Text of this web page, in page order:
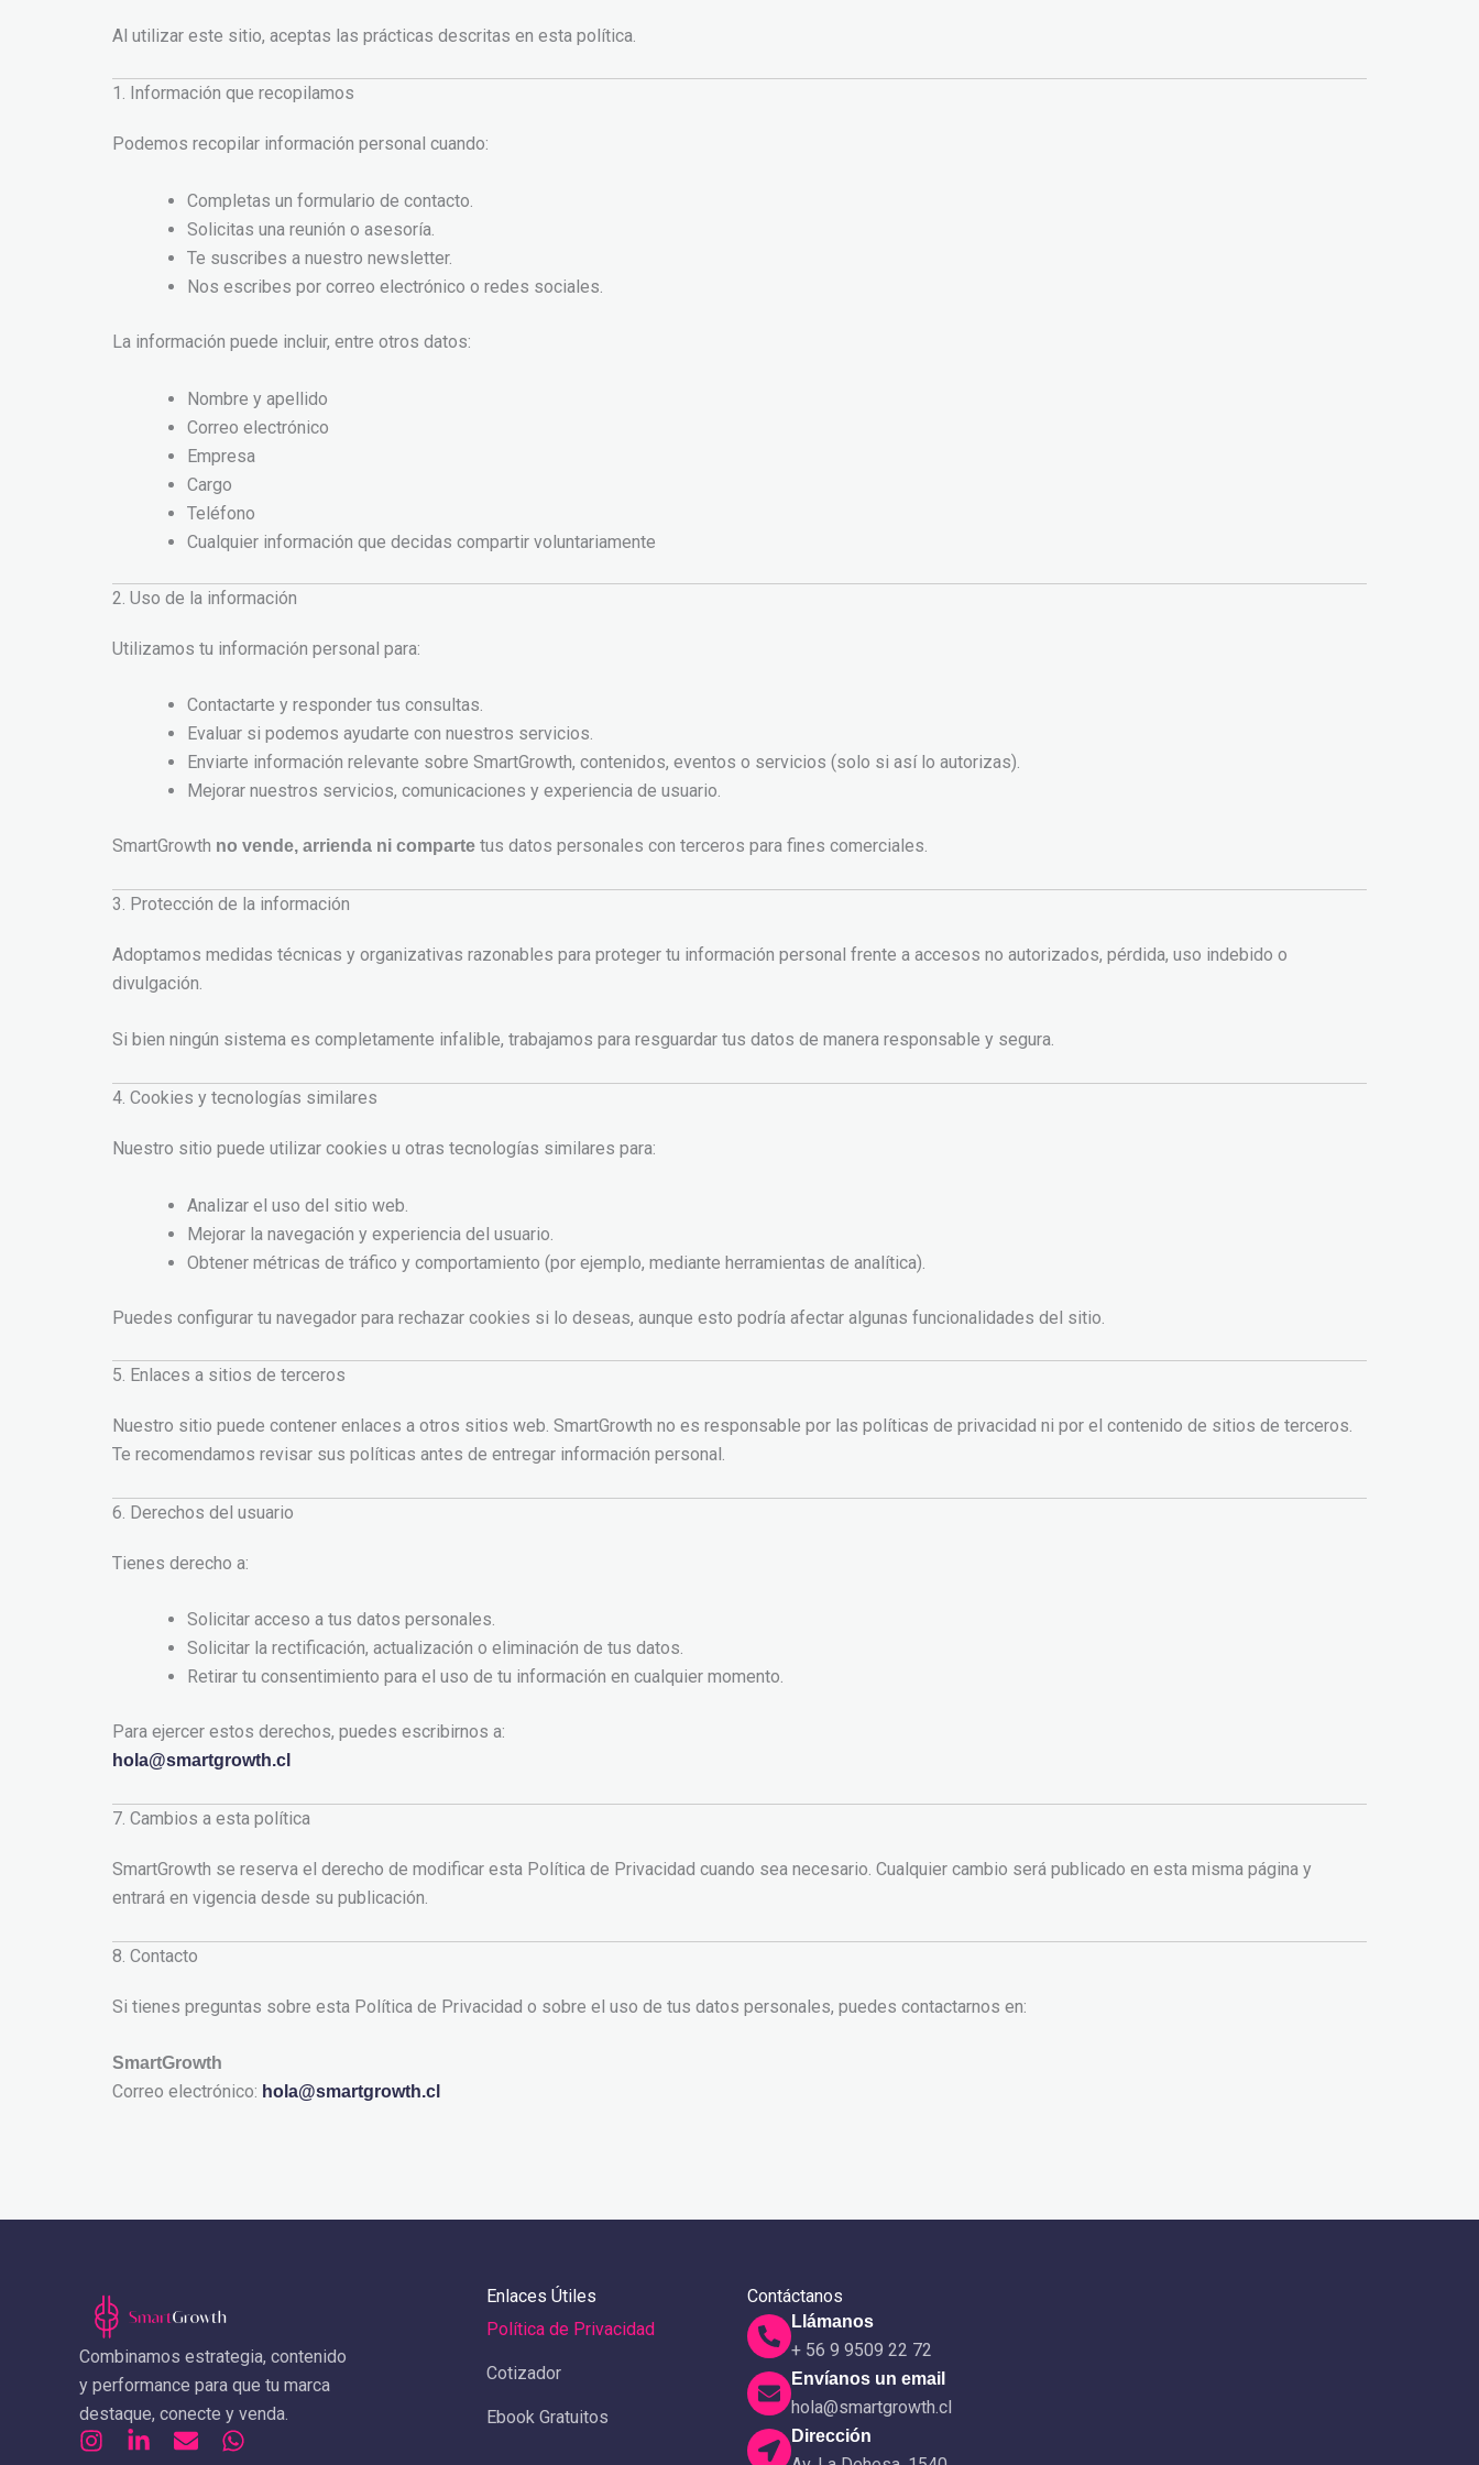
Al utilizar este sitio, aceptas las prácticas descritas en esta política.
1. Información que recopilamos
Podemos recopilar información personal cuando:
Completas un formulario de contacto.
Solicitas una reunión o asesoría.
Te suscribes a nuestro newsletter.
Nos escribes por correo electrónico o redes sociales.
La información puede incluir, entre otros datos:
Nombre y apellido
Correo electrónico
Empresa
Cargo
Teléfono
Cualquier información que decidas compartir voluntariamente
2. Uso de la información
Utilizamos tu información personal para:
Contactarte y responder tus consultas.
Evaluar si podemos ayudarte con nuestros servicios.
Enviarte información relevante sobre SmartGrowth, contenidos, eventos o servicios (solo si así lo autorizas).
Mejorar nuestros servicios, comunicaciones y experiencia de usuario.
SmartGrowth no vende, arrienda ni comparte tus datos personales con terceros para fines comerciales.
3. Protección de la información
Adoptamos medidas técnicas y organizativas razonables para proteger tu información personal frente a accesos no autorizados, pérdida, uso indebido o
divulgación.
Si bien ningún sistema es completamente infalible, trabajamos para resguardar tus datos de manera responsable y segura.
4. Cookies y tecnologías similares
Nuestro sitio puede utilizar cookies u otras tecnologías similares para:
Analizar el uso del sitio web.
Mejorar la navegación y experiencia del usuario.
Obtener métricas de tráfico y comportamiento (por ejemplo, mediante herramientas de analítica).
Puedes configurar tu navegador para rechazar cookies si lo deseas, aunque esto podría afectar algunas funcionalidades del sitio.
5. Enlaces a sitios de terceros
Nuestro sitio puede contener enlaces a otros sitios web. SmartGrowth no es responsable por las políticas de privacidad ni por el contenido de sitios de terceros.
Te recomendamos revisar sus políticas antes de entregar información personal.
6. Derechos del usuario
Tienes derecho a:
Solicitar acceso a tus datos personales.
Solicitar la rectificación, actualización o eliminación de tus datos.
Retirar tu consentimiento para el uso de tu información en cualquier momento.
Para ejercer estos derechos, puedes escribirnos a:
hola@smartgrowth.cl
7. Cambios a esta política
SmartGrowth se reserva el derecho de modificar esta Política de Privacidad cuando sea necesario. Cualquier cambio será publicado en esta misma página y
entrará en vigencia desde su publicación.
8. Contacto
Si tienes preguntas sobre esta Política de Privacidad o sobre el uso de tus datos personales, puedes contactarnos en:
SmartGrowth
Correo electrónico: hola@smartgrowth.cl
Combinamos estrategia, contenido
y performance para que tu marca
destaque, conecte y venda.
I
L
E
W
Enlaces Útiles
Política de Privacidad
Cotizador
Ebook Gratuitos
Contáctanos
Llámanos
+ 56 9 9509 22 72
Envíanos un email
hola@smartgrowth.cl
Dirección